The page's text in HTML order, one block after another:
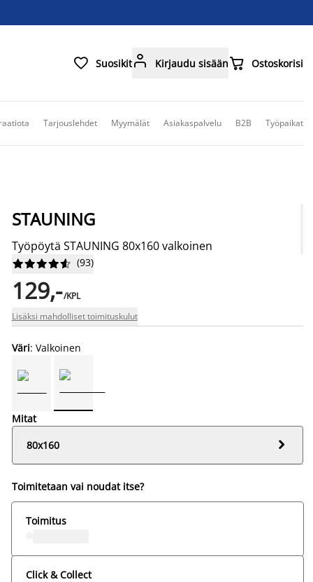
 Suosikit Kirjaudu sisään Ostoskorisi
Tarjouslehdet Myymälät Asiakaspalvelu B2B Työpaikat
STAUNING
Työpöytä STAUNING 80x160 valkoinen





 (93)
129,-/KPL
Lisäksi mahdolliset toimituskulut
Väri: Valkoinen
Mitat
80x160

Toimitetaan vai noudat itse?
Toimitus
Click & Collect